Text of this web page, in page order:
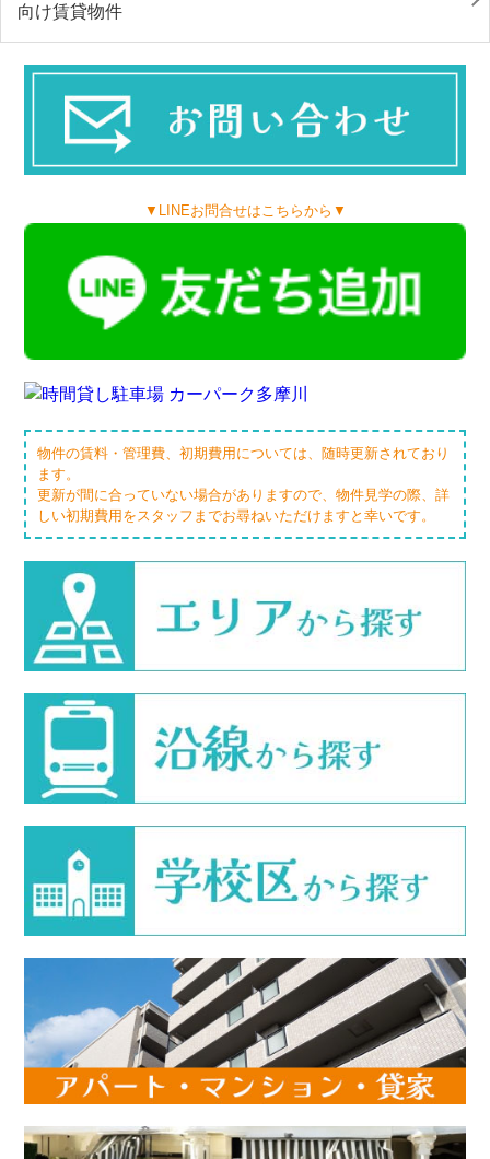
向け賃貸物件
▼LINEお問合せはこちらから▼
物件の賃料・管理費、初期費用については、随時更新されており
ます。
更新が間に合っていない場合がありますので、物件見学の際、詳
しい初期費用をスタッフまでお尋ねいただけますと幸いです。